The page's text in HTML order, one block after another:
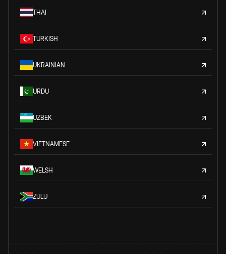
THAI
TURKISH
UKRAINIAN
URDU
UZBEK
VIETNAMESE
WELSH
ZULU